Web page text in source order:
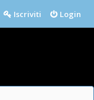
Login
Iscriviti